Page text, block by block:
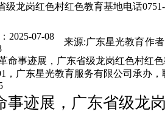
级龙岗红色村红色教育基地电话0751-
2025-07-08
来源:广东星光教育作
命事迹展，广东省级龙岗红色村红色
，广东星光教育服务有限公司承办
事迹展，广东省级龙